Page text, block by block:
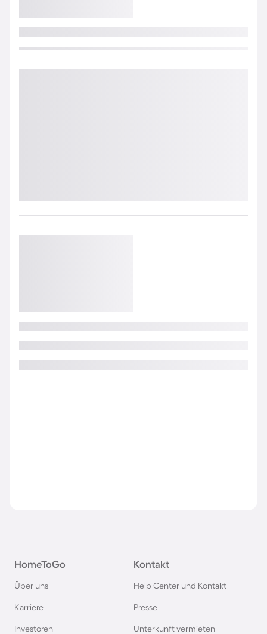
HomeToGo
Über uns
Karriere
Investoren
Kontakt
Help Center und Kontakt
Presse
Unterkunft vermieten